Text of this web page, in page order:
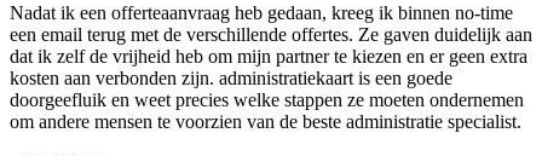
Nadat ik een offerteaanvraag heb gedaan, kreeg ik binnen no-time
een email terug met de verschillende offertes. Ze gaven duidelijk aan
dat ik zelf de vrijheid heb om mijn partner te kiezen en er geen extra
kosten aan verbonden zijn. administratiekaart is een goede
doorgeefluik en weet precies welke stappen ze moeten ondernemen
om andere mensen te voorzien van de beste administratie specialist.